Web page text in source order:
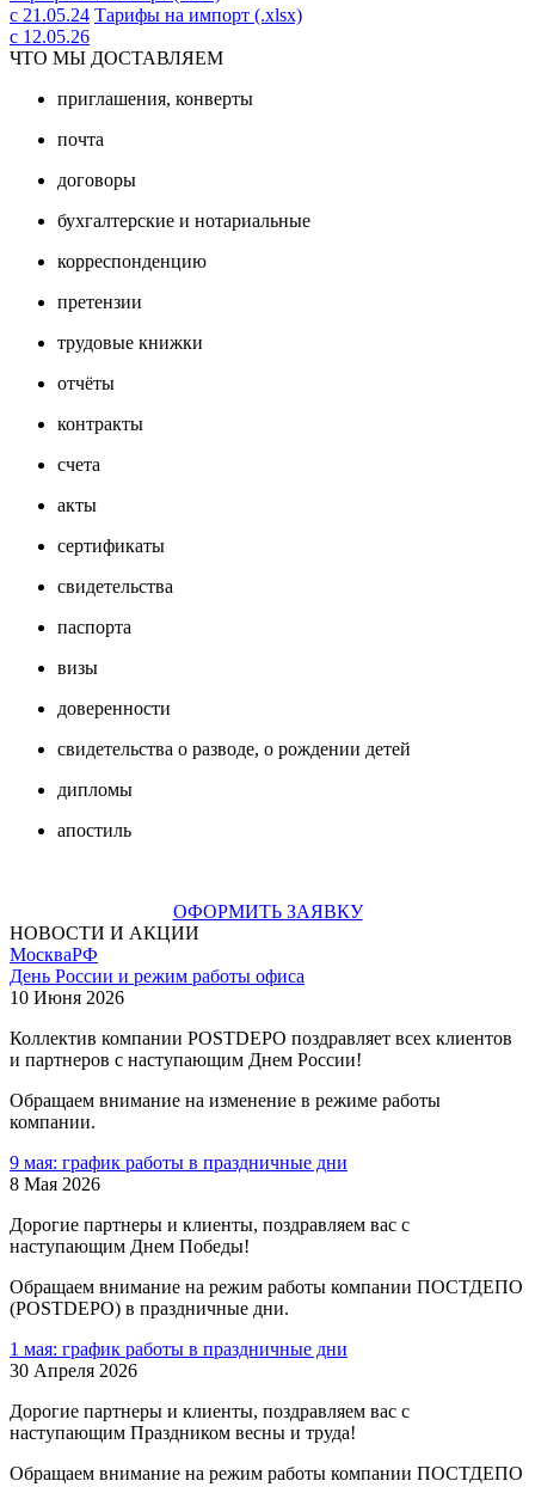
с 21.05.24 Тарифы на импорт (.xlsx)
с 12.05.26
ЧТО МЫ ДОСТАВЛЯЕМ
приглашения, конверты
почта
договоры
бухгалтерские и нотариальные
корреспонденцию
претензии
трудовые книжки
отчёты
контракты
счета
акты
сертификаты
свидетельства
паспорта
визы
доверенности
свидетельства о разводе, о рождении детей
дипломы
апостиль
ОФОРМИТЬ ЗАЯВКУ
НОВОСТИ И АКЦИИ
МоскваРФ
День России и режим работы офиса
10 Июня 2026
Коллектив компании POSTDEPO поздравляет всех клиентов
и партнеров с наступающим Днем России!
Обращаем внимание на изменение в режиме работы
компании.
9 мая: график работы в праздничные дни
8 Мая 2026
Дорогие партнеры и клиенты, поздравляем вас с
наступающим Днем Победы!
Обращаем внимание на режим работы компании ПОСТДЕПО
(POSTDEPO) в праздничные дни.
1 мая: график работы в праздничные дни
30 Апреля 2026
Дорогие партнеры и клиенты, поздравляем вас с
наступающим Праздником весны и труда!
Обращаем внимание на режим работы компании ПОСТДЕПО